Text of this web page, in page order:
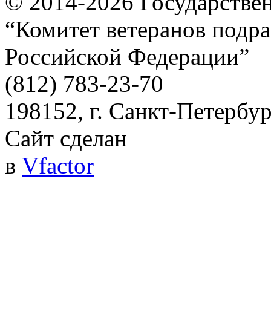
“Комитет ветеранов
Российской Федерации”
(812) 783-23-70
198152, г. Санкт-
Сайт сделан
в Vfactor